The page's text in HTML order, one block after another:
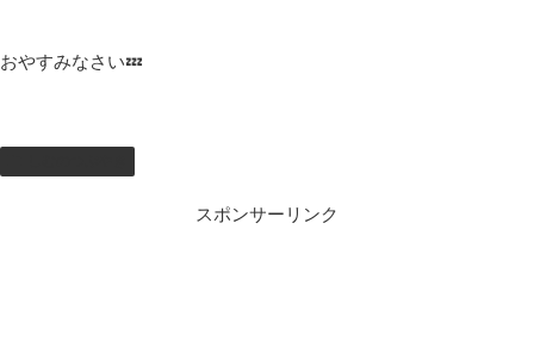
おやすみなさい💤
スポンサーリンク